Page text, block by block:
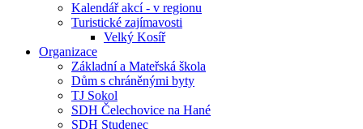
Kalendář akcí - v regionu
Turistické zajímavosti
Velký Kosíř
Organizace
Základní a Mateřská škola
Dům s chráněnými byty
TJ Sokol
SDH Čelechovice na Hané
SDH Studenec